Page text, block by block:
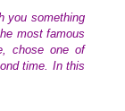
you something
most famous
chose one of
time. In this